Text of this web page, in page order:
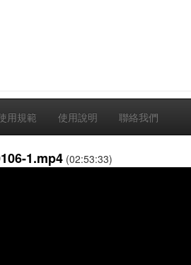
用規範 使用說明 聯絡我們
1.mp4 (02:53:33)